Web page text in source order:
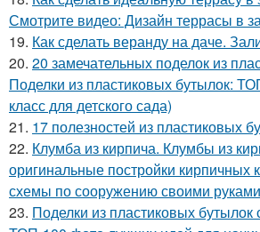
Смотрите видео: Дизайн террасы в
19. Как сделать веранду на даче.
20. 20 замечательных поделок из
Поделки из пластиковых бутылок:
класс для детского сада)
21. 17 полезностей из пластиковых
22. Клумба из кирпича. Клумбы из
оригинальные постройки кирпичных
схемы по сооружению своими
23. Поделки из пластиковых бутылок